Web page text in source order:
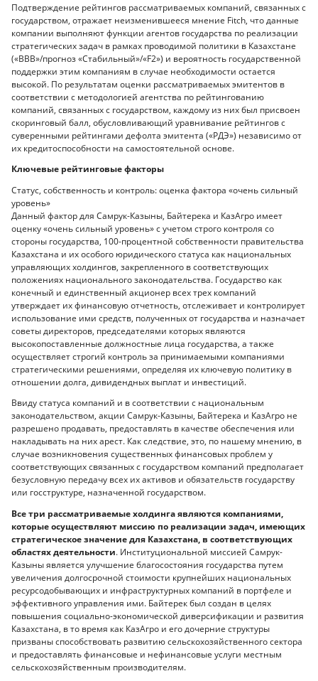
Подтверждение рейтингов рассматриваемых компаний, связанных с
государством, отражает неизменившееся мнение Fitch, что данные
компании выполняют функции агентов государства по реализации
стратегических задач в рамках проводимой политики в Казахстане
(«BBB»/прогноз «Стабильный»/«F2») и вероятность государственной
поддержки этим компаниям в случае необходимости остается
высокой. По результатам оценки рассматриваемых эмитентов в
соответствии с методологией агентства по рейтингованию
компаний, связанных с государством, каждому из них был присвоен
скоринговый балл, обусловливающий уравнивание рейтингов с
суверенными рейтингами дефолта эмитента («РДЭ») независимо от
их кредитоспособности на самостоятельной основе.
Ключевые рейтинговые факторы
Статус, собственность и контроль: оценка фактора «очень сильный
уровень»
Данный фактор для Самрук-Казыны, Байтерека и КазАгро имеет
оценку «очень сильный уровень» с учетом строго контроля со
стороны государства, 100-процентной собственности правительства
Казахстана и их особого юридического статуса как национальных
управляющих холдингов, закрепленного в соответствующих
положениях национального законодательства. Государство как
конечный и единственный акционер всех трех компаний
утверждает их финансовую отчетность, отслеживает и контролирует
использование ими средств, полученных от государства и назначает
советы директоров, председателями которых являются
высокопоставленные должностные лица государства, а также
осуществляет строгий контроль за принимаемыми компаниями
стратегическими решениями, определяя их ключевую политику в
отношении долга, дивидендных выплат и инвестиций.
Ввиду статуса компаний и в соответствии с национальным
законодательством, акции Самрук-Казыны, Байтерека и КазАгро не
разрешено продавать, предоставлять в качестве обеспечения или
накладывать на них арест. Как следствие, это, по нашему мнению, в
случае возникновения существенных финансовых проблем у
соответствующих связанных с государством компаний предполагает
безусловную передачу всех их активов и обязательств государству
или госструктуре, назначенной государством.
Все три рассматриваемые холдинга являются компаниями,
которые осуществляют миссию по реализации задач, имеющих
стратегическое значение для Казахстана, в соответствующих
областях деятельности. Институциональной миссией Самрук-
Казыны является улучшение благосостояния государства путем
увеличения долгосрочной стоимости крупнейших национальных
ресурсодобывающих и инфраструктурных компаний в портфеле и
эффективного управления ими. Байтерек был создан в целях
повышения социально-экономической диверсификации и развития
Казахстана, в то время как КазАгро и его дочерние структуры
призваны способствовать развитию сельскохозяйственного сектора
и предоставлять финансовые и нефинансовые услуги местным
сельскохозяйственным производителям.